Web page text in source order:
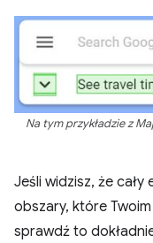
Na tym przykładzie z
Jeśli widzisz, że
obszary, które
sprawdź to